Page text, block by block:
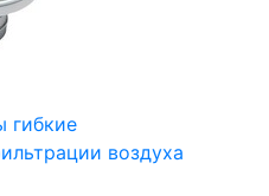
гибкие
воздуха